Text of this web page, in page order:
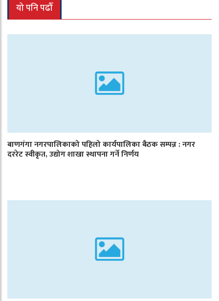
यो पनि पढौँ
बाणगंगा नगरपालिकाको पहिलो कार्यपालिका बैठक सम्पन्न : नगर
दररेट स्वीकृत, उद्योग शाखा स्थापना गर्ने निर्णय